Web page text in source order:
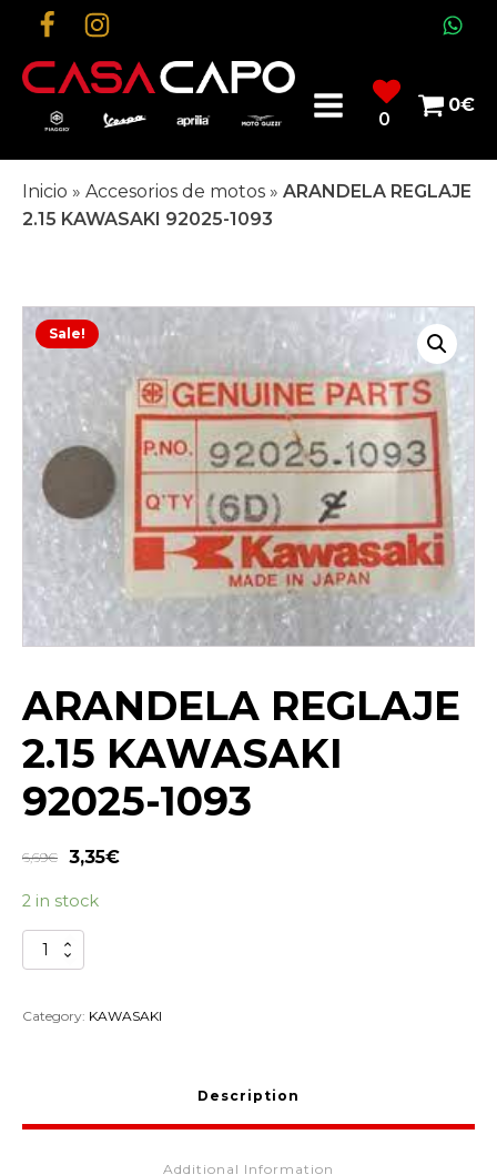
0
0€
Inicio » Accesorios de motos » ARANDELA REGLAJE
2.15 KAWASAKI 92025-1093
Sale!
ARANDELA REGLAJE
2.15 KAWASAKI
92025-1093
6,69€ 3,35€
2 in stock
ARANDELA
REGLAJE
KAWASAKI
Category: KAWASAKI
Description
Additional Information